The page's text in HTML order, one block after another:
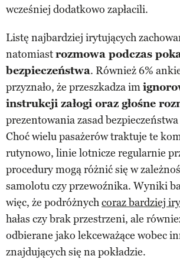
wcześniej dodatkowo zapłacili.
Listę najbardziej irytujących
natomiastrozmowa podczas
bezpieczeństwa. Również 6%
przyznało, że przeszkadza im
instrukcji załogi oraz głośne
prezentowania zasad
Choć wielu pasażerów traktuje te
rutynowo, linie lotnicze regularnie
procedury mogą różnić się w
samolotu czy przewoźnika. Wyniki
więc, że podróżnychcoraz bardziej
hałas czy brak przestrzeni, ale
odbierane jako lekceważące wobec
znajdujących się na pokładzie.